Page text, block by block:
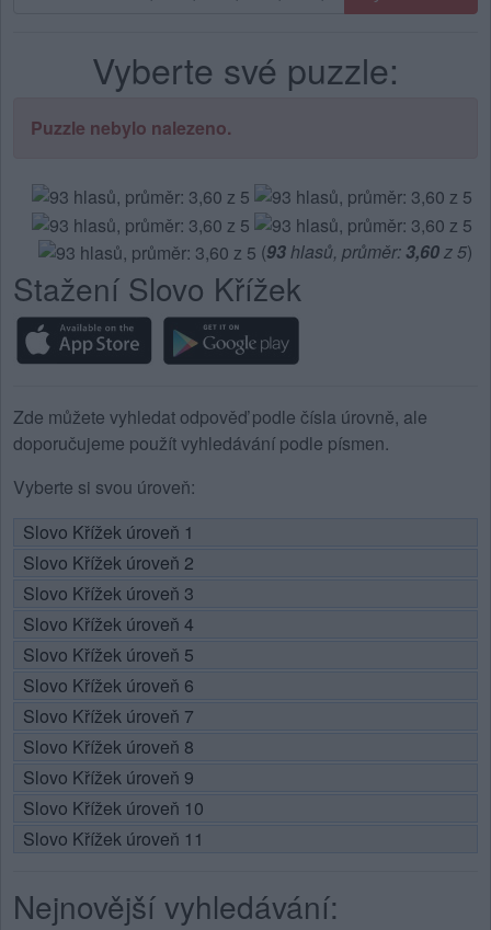
písmena
Vyberte své puzzle:
Puzzle nebylo nalezeno.
(93hlasů, průměr:3,60z 5)
Stažení Slovo Křížek
Zde můžete vyhledat odpověď podle čísla úrovně, ale
doporučujeme použít vyhledávání podle písmen.
Vyberte si svou úroveň:
Slovo Křížek úroveň 1
Slovo Křížek úroveň 2
Slovo Křížek úroveň 3
Slovo Křížek úroveň 4
Slovo Křížek úroveň 5
Slovo Křížek úroveň 6
Slovo Křížek úroveň 7
Slovo Křížek úroveň 8
Slovo Křížek úroveň 9
Slovo Křížek úroveň 10
Slovo Křížek úroveň 11
Nejnovější vyhledávání: